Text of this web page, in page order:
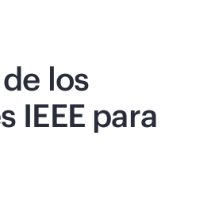
los
IEEE para